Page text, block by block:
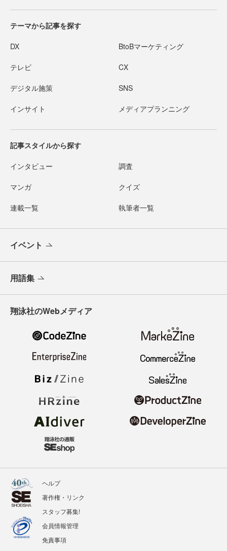
テーマから記事を探す
DX BtoBマーケティング
テレビ CX
デジタル施策 SNS
インサイト メディアプランニング
記事スタイルから探す
インタビュー 調査
マンガ クイズ
連載一覧 執筆者一覧
イベント
用語集
翔泳社のWebメディア
ヘルプ
著作権・リンク
スタッフ募集!
会員情報管理
免責事項